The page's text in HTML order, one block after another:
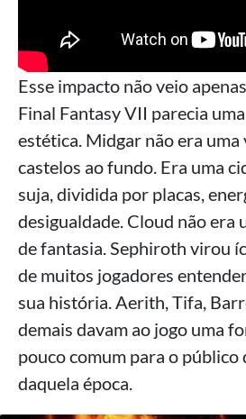
Esse impacto não veio
Final Fantasy VII parecia
estética. Midgar não era uma
castelos ao fundo. Era uma
suja, dividida por placas,
desigualdade. Cloud não era
de fantasia. Sephiroth virou
de muitos jogadores
sua história. Aerith, Tifa,
demais davam ao jogo uma
pouco comum para o público
daquela época.